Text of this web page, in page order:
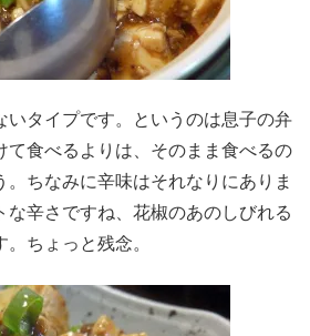
いタイプです。というのは息子の弁
て食べるよりは、そのまま食べるの
。ちなみに辛味はそれなりにありま
な辛さですね、花椒のあのしびれる
ちょっと残念。